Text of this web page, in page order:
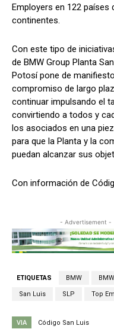
Employers en 122 países
continentes.
Con este tipo de
de BMW Group Planta
Potosí pone de
compromiso de largo
continuar impulsando el
convirtiendo a todos y
los asociados en una
para que la Planta y la
puedan alcanzar sus
Con información de
- Advertisement -
ETIQUETAS BMW
San Luis SLP Top
VIA Código San Luis